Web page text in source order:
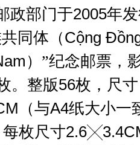
政部门于2005年
同体（Cộng
） ”纪念邮票，
。整版56枚，尺寸
（与A4纸大小一
枚尺寸2.6╳3.4